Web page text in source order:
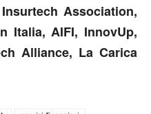
Association,
Italia, AIFI, InnovUp,
Alliance, La Carica